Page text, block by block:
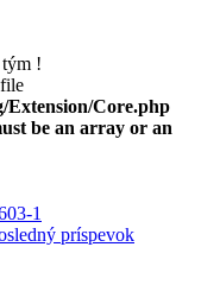
!
Core.php
be an array or an
1
príspevok